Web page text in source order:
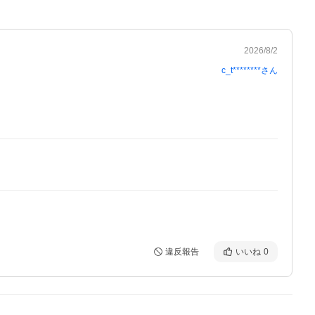
2026/8/2
c_t********さん
違反報告 いいね 0